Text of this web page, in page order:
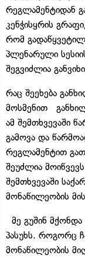
რეგლამენტიდან
კენჭისყრის
რომ
პლენარული
შეგვიძლია
რაც შეეხება
მოსმენით
ამ შემთხვევაში
გამოვა და
რეგლამენტით
შეუძლია
შემთხვევაში
მონაწილეობის
მე გუშინ
პასუხს. როგორც
მონაწილეობის